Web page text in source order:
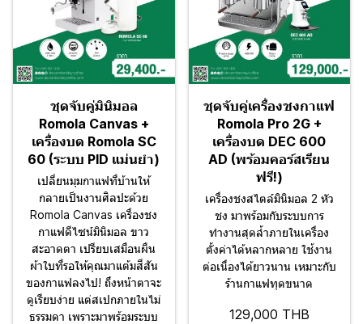
ชุดจับคู่มินิมอล
Romola Canvas +
เครื่องบด Romola SC
60 (ระบบ PID แม่นยำ)
เปลี่ยนมุมกาแฟที่บ้านให้
กลายเป็นงานศิลปะด้วย
Romola Canvas เครื่องชง
กาแฟดีไซน์มินิมอล ขาว
สะอาดตา เปรียบเสมือนผืน
ผ้าใบที่รอให้คุณมาแต้มสีสัน
ของกาแฟลงไป! ถึงหน้าตาจะ
ดูเรียบง่าย แต่สเปกภายในไม่
ธรรมดา เพราะมาพร้อมระบบ
ชุดจับคู่เครื่องชงกาแฟ
Romola Pro 2G +
เครื่องบด DEC 600
AD (พร้อมคอร์สเรียน
ฟรี!)
เครื่องชงสไตล์มินิมอล 2 หัว
ชง มาพร้อมกับระบบการ
ทำงานสุดล้ำภายในเครื่อง
ตั้งค่าได้หลากหลาย ใช้งาน
ต่อเนื่องได้ยาวนาน เหมาะกับ
ร้านกาแฟทุดขนาด
129,000 THB